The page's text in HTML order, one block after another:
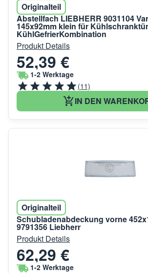
Originalteil
Abstellfach LIEBHERR 9031104
145x92mm klein für
KühlGefrierKombination
Produkt Details
52,39 €
1-2 Werktage
(11)
IN DEN
Originalteil
Schubladenabdeckung vorne
9791356 Liebherr
Produkt Details
62,29 €
1-2 Werktage